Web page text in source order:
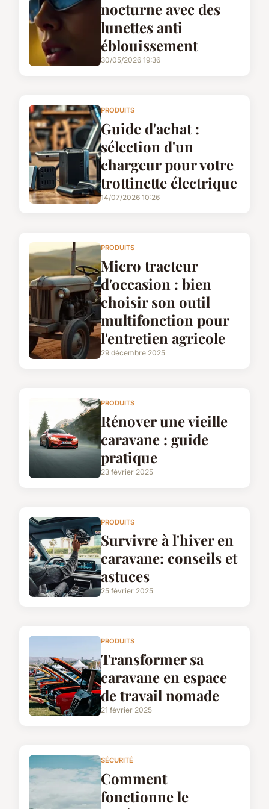
nocturne avec des
lunettes anti
éblouissement
30/05/2026 19:36
PRODUITS
Guide d'achat :
sélection d'un
chargeur pour votre
trottinette électrique
14/07/2026 10:26
PRODUITS
Micro tracteur
d'occasion : bien
choisir son outil
multifonction pour
l'entretien agricole
29 décembre 2025
PRODUITS
Rénover une vieille
caravane : guide
pratique
23 février 2025
PRODUITS
Survivre à l'hiver en
caravane: conseils et
astuces
25 février 2025
PRODUITS
Transformer sa
caravane en espace
de travail nomade
21 février 2025
SÉCURITÉ
Comment
fonctionne le